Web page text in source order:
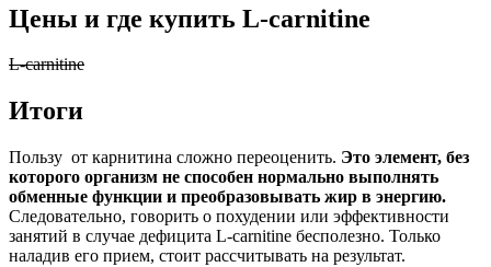
Цены и где купить L-carnitine
L-carnitine
Итоги
Пользу от карнитина сложно переоценить. Это элемент, без
которого организм не способен нормально выполнять
обменные функции и преобразовывать жир в энергию.
Следовательно, говорить о похудении или эффективности
занятий в случае дефицита L-carnitine бесполезно. Только
наладив его прием, стоит рассчитывать на результат.